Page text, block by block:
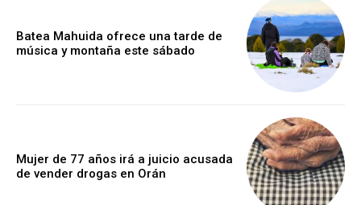
Batea Mahuida ofrece una tarde de
música y montaña este sábado
Mujer de 77 años irá a juicio acusada
de vender drogas en Orán